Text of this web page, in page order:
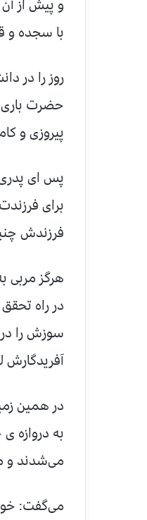
با سجده و
روز را در
حضرت باری
پیروزی و
پس ای
برای
فرزندش
هرگز مربی
در راه
سوزش را
آفریدگارش
در همین
به دروازه
می‌شدند و
می‌گفت: